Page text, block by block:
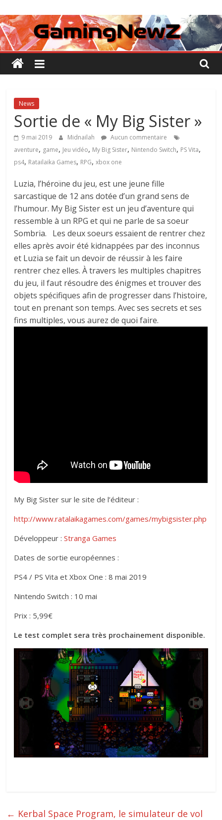
au
contenu
GamingNewZ
Tests
et
Actu
des
vidéo
News
Sortie de « My Big Sister »
9 mai 2019 Midnailah
Aucun commentaire
aventure, game, Jeu vidéo, My Big Sister, Nintendo Switch, PS Vita,
ps4, Ratailaika Games, RPG,xbox one
Luzia, l’héroïne du jeu, est une jeune fille
sarcastique de 12 ans dotée d’un grand sens de
l’humour. My Big Sister est un jeu d’aventure qui
ressemble à un RPG et qui ne parle de sa soeur
Sombria. Les deux soeurs essaient de rentrer chez
elles après avoir été kidnappées par des inconnus
et Luzia se fait un devoir de réussir à les faire
rentrer chez elles. À travers les multiples chapitres
du jeu, il faut résoudre des énigmes et trouver des
objets spécifiques afin de progresser dans l’histoire,
tout en prenant son temps. Avec ses secrets et ses
fins multiples, vous aurez de quoi faire.
My Big Sister sur le site de l’éditeur :
http://www.ratalaikagames.com/games/mybigsister.php
Développeur :Stranga Games
Dates de sortie européennes :
PS4 / PS Vita et Xbox One : 8 mai 2019
Nintendo Switch : 10 mai
Prix : 5,99€
Le test complet sera très prochainement disponible.
← Kerbal Space Program, le simulateur de vol